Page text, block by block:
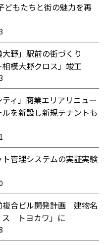
もたちと街の魅力を再
大野」駅前の街づくり
相模大野クロス」竣工
ティ」商業エリアリニュー
を新設し新規テナントも
管理システムの実証実験
複合ビル開発計画 建物名
ス トヨカワ」に